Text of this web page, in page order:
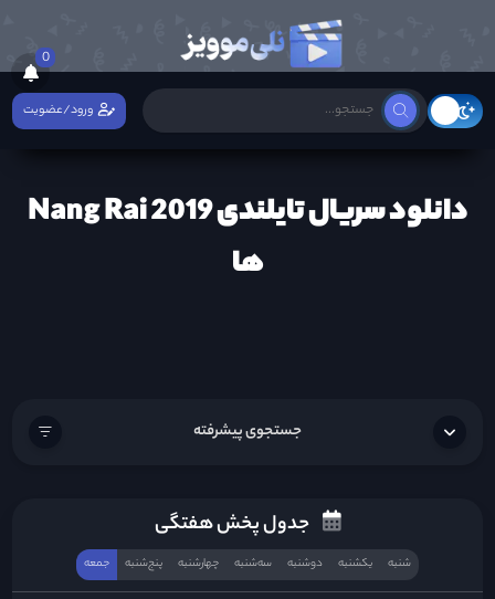
0
ورود/عضویت
دانلود سریال تایلندی Nang Rai 2019
ها
جستجوی پیشرفته
جدول پخش هفتگی
شنبه یکشنبه دوشنبه سه‌‌شنبه چهارشنبه پنج‌شنبه جمعه